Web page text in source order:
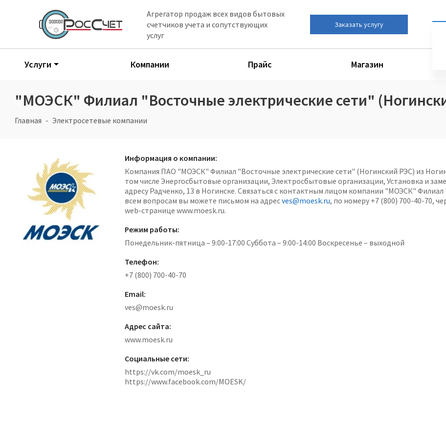
Агрегатор продаж всех видов бытовых
счетчиков учета и сопутствующих
услуг
Заказать услугу
Услуги Компании Прайс Магазин
"МОЭСК" Филиал "Восточные электрические сети"
Главная Электросетевые компании
Информация о компании:
Компания ПАО "МОЭСК" Филиал "Восточные электрические сети" (Ногинский РЭС) из
том числе Энергосбытовые организации, Электросбытовые организации, Установка и
адресу Радченко, 13 в Ногинске. Связаться с контактным лицом компании "МОЭСК"
всем вопросам вы можете письмом на адресves@moesk.ru, по номеру +7 (800) 700-40-70,
web-странице www.moesk.ru.
Режим работы:
Понедельник-пятница – 9:00-17:00 Суббота – 9:00-14:00 Воскресенье – выходной
Телефон:
+7 (800) 700-40-70
Email:
ves@moesk.ru
Адрес сайта:
www.moesk.ru
Социальные сети:
https://vk.com/moesk_ru
https://www.facebook.com/MOESK/